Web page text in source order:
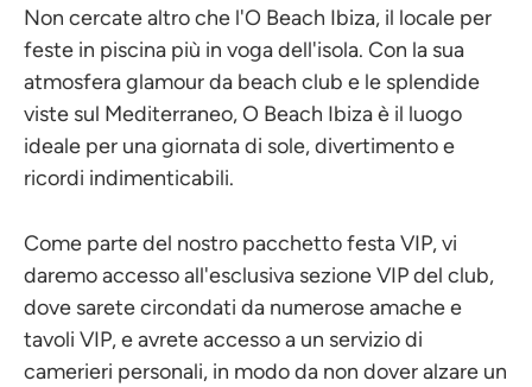
Non cercate altro che l'O Beach Ibiza, il locale per
feste in piscina più in voga dell'isola. Con la sua
atmosfera glamour da beach club e le splendide
viste sul Mediterraneo, O Beach Ibiza è il luogo
ideale per una giornata di sole, divertimento e
ricordi indimenticabili.
Come parte del nostro pacchetto festa VIP, vi
daremo accesso all'esclusiva sezione VIP del club,
dove sarete circondati da numerose amache e
tavoli VIP, e avrete accesso a un servizio di
camerieri personali, in modo da non dover alzare un